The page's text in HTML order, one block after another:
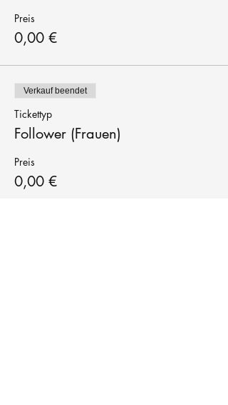
Preis
0,00 €
Verkauf beendet
Tickettyp
Follower (Frauen)
Preis
0,00 €